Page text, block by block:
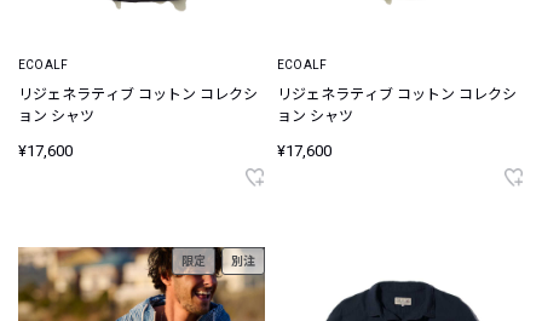
ECOALF
リジェネラティブ コットン コレクシ
ョン シャツ
¥17,600
ECOALF
リジェネラティブ コットン コレクシ
ョン シャツ
¥17,600
限定 別注